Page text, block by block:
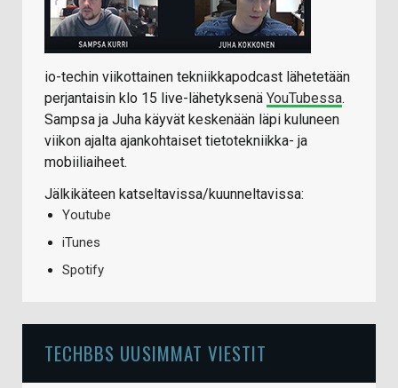
io-techin viikottainen tekniikkapodcast lähetetään
perjantaisin klo 15 live-lähetyksenä YouTubessa.
Sampsa ja Juha käyvät keskenään läpi kuluneen
viikon ajalta ajankohtaiset tietotekniikka- ja
mobiiliaiheet.
Jälkikäteen katseltavissa/kuunneltavissa:
Youtube
iTunes
Spotify
TECHBBS UUSIMMAT VIESTIT